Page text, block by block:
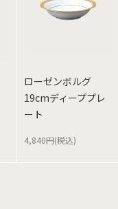
ローゼンボルグ
19cmディーププレ
ート
4,840円(税込)